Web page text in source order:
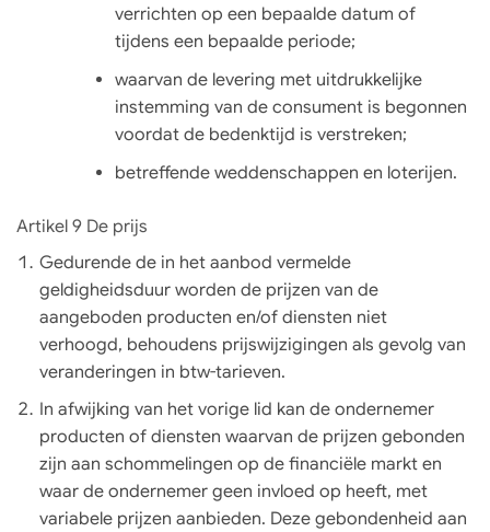
verrichten op een bepaalde datum of
tijdens een bepaalde periode;
waarvan de levering met uitdrukkelijke
instemming van de consument is begonnen
voordat de bedenktijd is verstreken;
betreffende weddenschappen en loterijen.
Artikel 9 De prijs
Gedurende de in het aanbod vermelde
geldigheidsduur worden de prijzen van de
aangeboden producten en/of diensten niet
verhoogd, behoudens prijswijzigingen als gevolg van
veranderingen in btw-tarieven.
In afwijking van het vorige lid kan de ondernemer
producten of diensten waarvan de prijzen gebonden
zijn aan schommelingen op de financiële markt en
waar de ondernemer geen invloed op heeft, met
variabele prijzen aanbieden. Deze gebondenheid aan